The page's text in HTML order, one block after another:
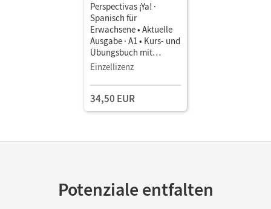
Perspectivas ¡Ya! ·
Spanisch für
Erwachsene • Aktuelle
Ausgabe · A1 • Kurs- und
Übungsbuch mit
Vokabeltaschenbuch
drei CDs sowie einer
DVD
Einzellizenz
34,50 EUR
Potenziale entfalten